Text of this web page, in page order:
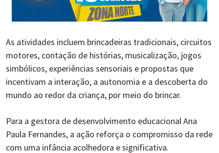
As atividades incluem brincadeiras tradicionais, circuitos
motores, contação de histórias, musicalização, jogos
simbólicos, experiências sensoriais e propostas que
incentivam a interação, a autonomia e a descoberta do
mundo ao redor da criança, por meio do brincar.
Para a gestora de desenvolvimento educacional Ana
Paula Fernandes, a ação reforça o compromisso da rede
com uma infância acolhedora e significativa.